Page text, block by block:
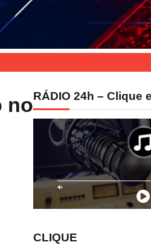
noRÁDIO 24h – Clique
CLIQUE